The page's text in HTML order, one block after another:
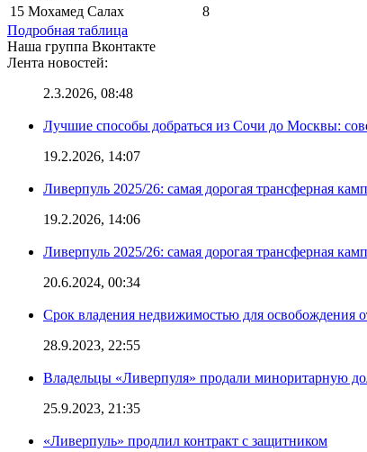
15 Мохамед Салах
8
Подробная таблица
Наша группа Вконтакте
Лента новостей:
2.3.2026, 08:48
Лучшие способы добраться из Сочи до Москвы:
19.2.2026, 14:07
Ливерпуль 2025/26: самая дорогая трансферная
19.2.2026, 14:06
Ливерпуль 2025/26: самая дорогая трансферная
20.6.2024, 00:34
Срок владения недвижимостью для освобождения
28.9.2023, 22:55
Владельцы «Ливерпуля» продали миноритарную
25.9.2023, 21:35
«Ливерпуль» продлил контракт с защитником